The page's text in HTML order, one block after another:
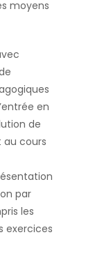
moyens
en
de
cours
par
les
exercices